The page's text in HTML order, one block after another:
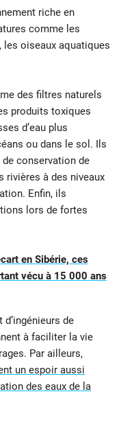
riche en
comme les
oiseaux aquatiques
des filtres naturels
produits toxiques
d’eau plus
ou dans le sol. Ils
conservation de
rivières à des niveaux
Enfin, ils
lors de fortes
en Sibérie, ces
vécu à 15 000 ans
de
à faciliter la vie
Par ailleurs,
un espoir aussi
des eaux de la